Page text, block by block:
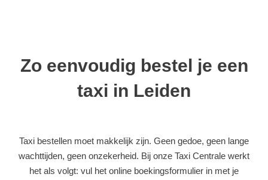
Zo eenvoudig bestel je een
taxi in Leiden
Taxi bestellen moet makkelijk zijn. Geen gedoe, geen lange
wachttijden, geen onzekerheid. Bij onze Taxi Centrale werkt
het als volgt: vul het online boekingsformulier in met je